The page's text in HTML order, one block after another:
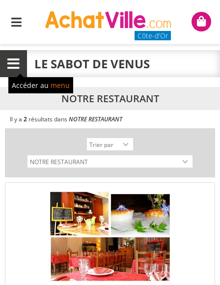
Menu
Côte-d'Or
Mon
Menu LE SABOT DE VENUS
Accéder au menu
NOTRE RESTAURANT
Il y a 2 résultats dansNOTRE RESTAURANT